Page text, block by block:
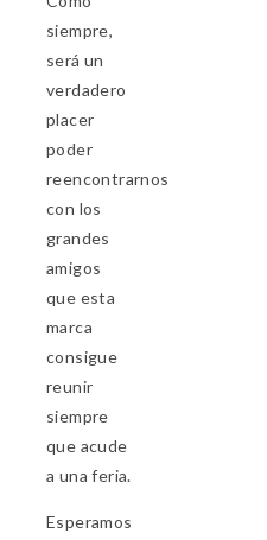
siempre,
será un
verdadero
placer
poder
reencontrarnos
con los
grandes
amigos
que esta
marca
consigue
reunir
siempre
que acude
a una feria.
Esperamos